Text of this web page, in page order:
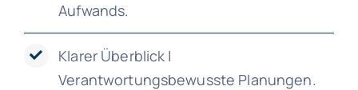
Aufwands.
Klarer Überblick |
Verantwortungsbewusste Planungen.